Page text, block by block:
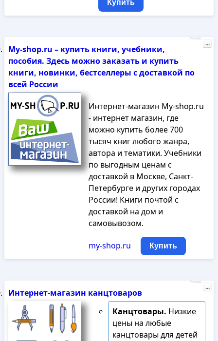
Купить
My-shop.ru – купить книги, учебники,
пособия. Здесь можно заказать и купить
книги, новинки, бестселлеры с доставкой по
всей России
Интернет-магазин My-shop.ru
- интернет магазин, где
можно купить более 700
тысяч книг любого жанра,
автора и тематики. Учебники
по выгодным ценам с
доставкой в Москве, Санкт-
Петербурге и других городах
России! Книги почтой с
доставкой на дом и
самовывозом.
my-shop.ru Купить
Реклама
...
Интернет-магазин канцтоваров
Канцтовары. Низкие
цены на любые
канцтовары для детей
Реклама
...